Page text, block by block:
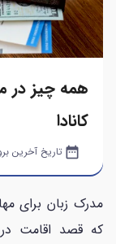
همه چیز در
کانادا
date_range تاریخ آخرین
مدرک زبان برای
که قصد اقامت در